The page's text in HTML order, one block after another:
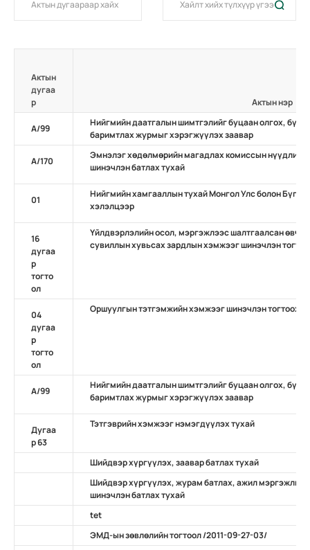
Актын
дугаа
р
Актын нэр
А/99
Нийгмийн даатгалын шимтгэлийг буцаан олгох,
баримтлах журмыг хэрэгжүүлэх заавар
А/170
Эмнэлэг хөдөлмөрийн магадлах комиссын нүүдлийн
шинэчлэн батлах тухай
01
Нийгмийн хамгааллын тухай Монгол Улс болон Бүгд
хэлэлцээр
16
дугаа
р
тогто
ол
Үйлдвэрлэлийн осол, мэргэжлээс шалтгаалсан
сувиллын хувьсах зардлын хэмжээг шинэчлэн
04
дугаа
р
тогто
ол
Оршуулгын тэтгэмжийн хэмжээг шинэчлэн тогтоох
A/99
Нийгмийн даатгалын шимтгэлийг буцаан олгох,
баримтлах журмыг хэрэгжүүлэх заавар
Дугаа
р 63
Тэтгэврийн хэмжээг нэмэгдүүлэх тухай
Шийдвэр хүргүүлэх, заавар батлах тухай
Шийдвэр хүргүүлэх, журам батлах, ажил
шинэчлэн батлах тухай
tet
ЭМД-ын зөвлөлийн тогтоол /2011-09-27-03/